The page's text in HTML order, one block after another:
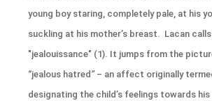
young boy staring, completely pale, at his
suckling at his mother’s breast. Lacan
"jealouissance" (1). It jumps from the
“jealous hatred ”– an affect originally
designating the child’s feelings towards his